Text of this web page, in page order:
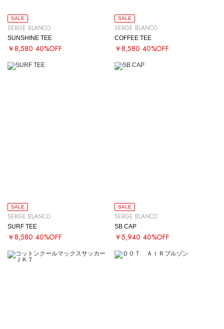
SALE
SERGE BLANCO
SUNSHINE TEE
￥8,580 40%OFF
SALE
SERGE BLANCO
COFFEE TEE
￥8,580 40%OFF
SALE
SERGE BLANCO
SURF TEE
￥8,580 40%OFF
SALE
SERGE BLANCO
SB CAP
￥5,940 40%OFF